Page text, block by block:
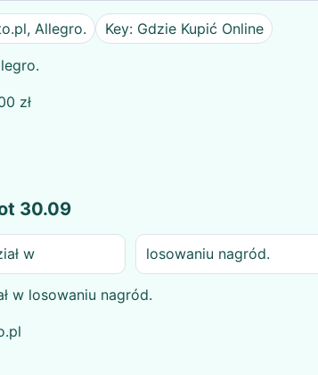
Allegro. Key: Gdzie Kupić Online
zł
30.09
w losowaniu nagród.
w losowaniu nagród.